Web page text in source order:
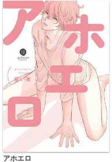
アホエロ